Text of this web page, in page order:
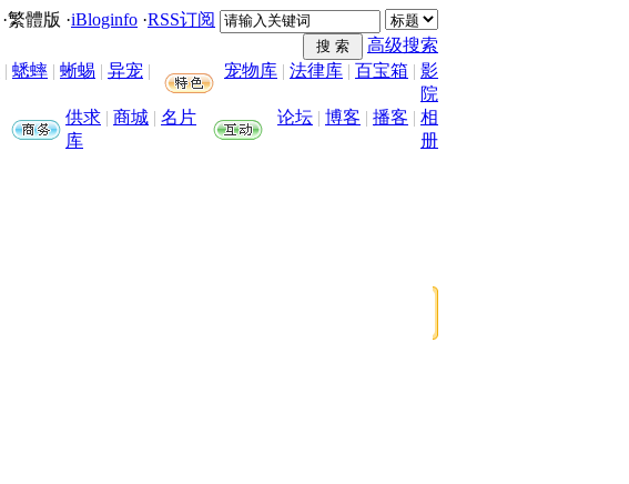
·繁體版 ·iBloginfo ·RSS订阅
高级搜索
| 蟋蟀 | 蜥蜴 | 异宠 |
宠物库 | 法律库 | 百宝箱 | 影
院
供求 | 商城 | 名片
库
论坛 | 博客 | 播客 | 相
册